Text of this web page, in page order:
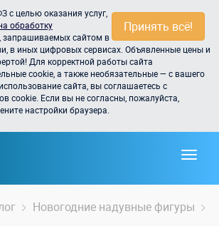
Принять всё!
с целью оказания услуг,
обработку
, запрашиваемых сайтом в
в иных цифровых сервисах. Объявленные цены и
Для корректной работы сайта
cookie, а также необязательные — с вашего
сайта, вы соглашаетесь с
cookie. Если вы не согласны, пожалуйста,
настройки браузера.
Новогодние надувные фигуры